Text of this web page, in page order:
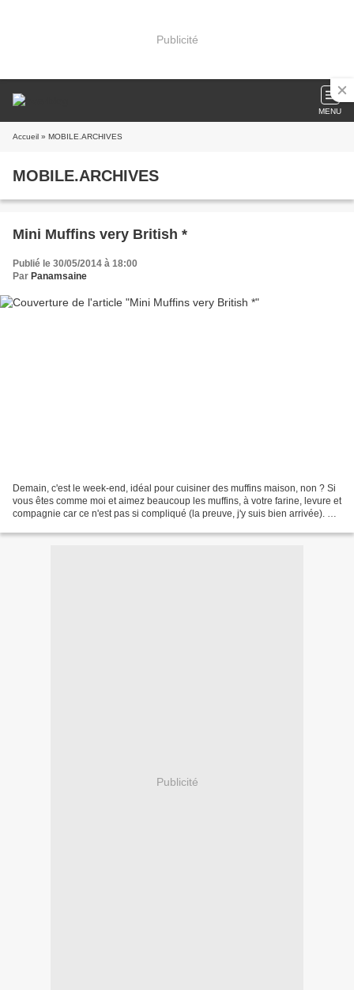
Publicité
MENU
Accueil » MOBILE.ARCHIVES
MOBILE.ARCHIVES
Mini Muffins very British *
Publié le 30/05/2014 à 18:00
Par Panamsaine
Demain, c'est le week-end, idéal pour cuisiner des muffins maison, non ? Si
vous êtes comme moi et aimez beaucoup les muffins, à votre farine, levure et
compagnie car ce n'est pas si compliqué (la preuve, j'y suis bien arrivée). La
Publicité